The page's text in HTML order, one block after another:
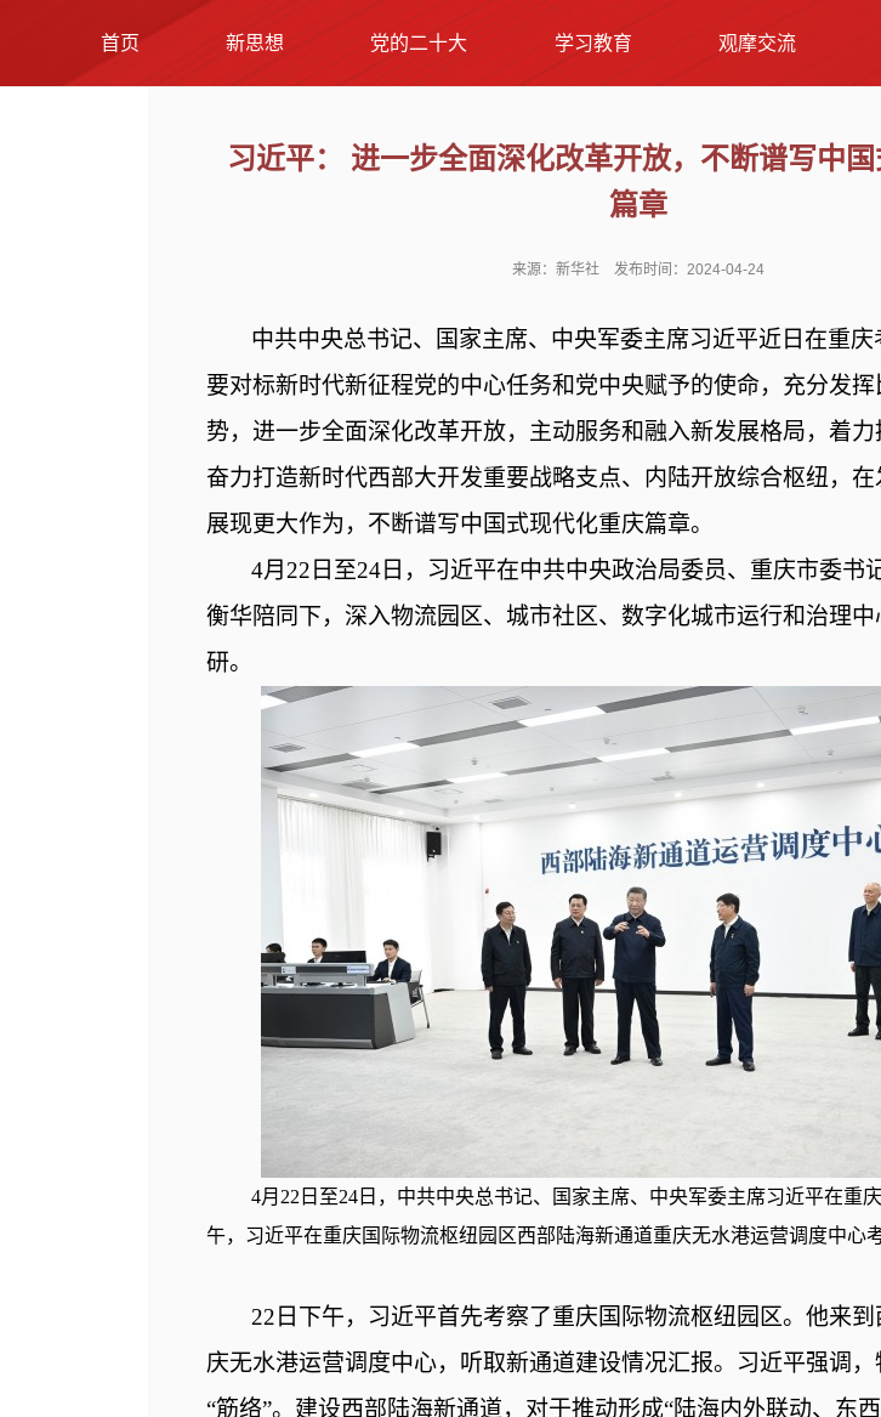
首页 新思想 党的二十大 学习教育 观摩交流
习近平： 进一步全面深化改革开放，不断谱写中
篇章
来源：新华社 发布时间：2024-04-24
中共中央总书记、国家主席、中央军委主席习近平近日在重
要对标新时代新征程党的中心任务和党中央赋予的使命，充分发
势，进一步全面深化改革开放，主动服务和融入新发展格局，着力
奋力打造新时代西部大开发重要战略支点、内陆开放综合枢纽，在
展现更大作为，不断谱写中国式现代化重庆篇章。
4月22日至24日，习近平在中共中央政治局委员、重庆市委书
衡华陪同下，深入物流园区、城市社区、数字化城市运行和治理中
研。
4月22日至24日，中共中央总书记、国家主席、中央军委主席习近平在重
午，习近平在重庆国际物流枢纽园区西部陆海新通道重庆无水港运营调度中心考
22日下午，习近平首先考察了重庆国际物流枢纽园区。他来
庆无水港运营调度中心，听取新通道建设情况汇报。习近平强调
“筋络”。建设西部陆海新通道，对于推动形成“陆海内外联动、东